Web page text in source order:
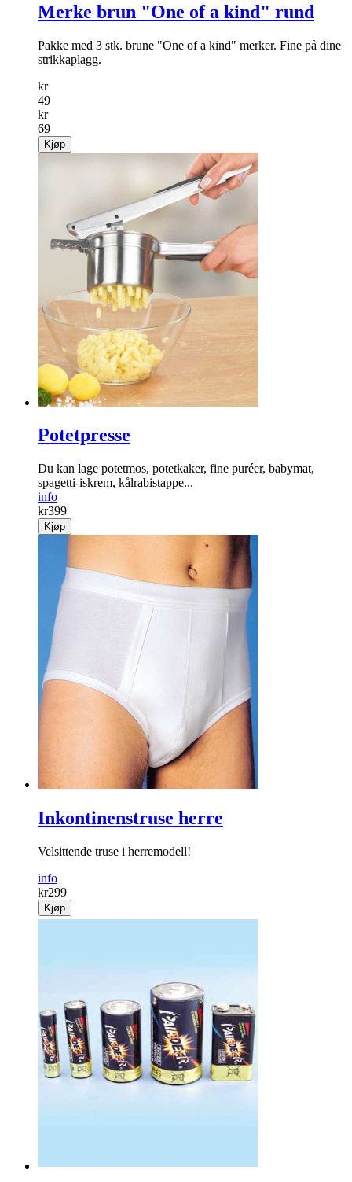
Merke brun "One of a kind" rund
Pakke med 3 stk. brune "One of a kind" merker. Fine på dine
strikkaplagg.
kr
49
kr
69
Kjøp
Potetpresse
Du kan lage potetmos, potetkaker, fine puréer, babymat,
spagetti-iskrem, kålrabistappe...
info
kr399
Kjøp
Inkontinenstruse herre
Velsittende truse i herremodell!
info
kr299
Kjøp